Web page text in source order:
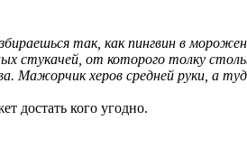
так, как пингвин в
стукачей, от которого толку
Мажорчик херов средней руки, а
достать кого угодно.